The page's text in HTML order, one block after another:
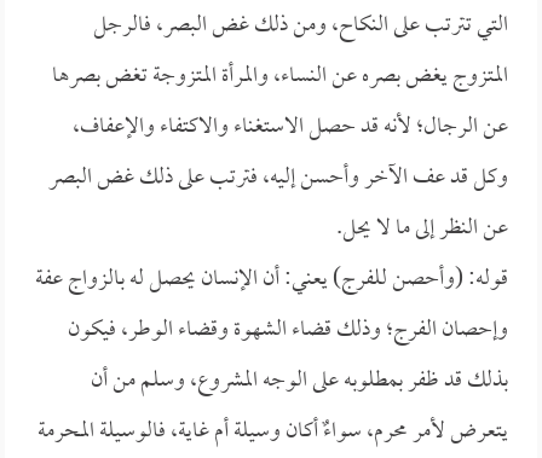
التي تترتب على النكاح، ومن ذلك غض البصر، فالرجل
المتزوج يغض بصره عن النساء، والمرأة المتزوجة تغض بصرها
عن الرجال؛ لأنه قد حصل الاستغناء والاكتفاء والإعفاف،
وكل قد عف الآخر وأحسن إليه، فترتب على ذلك غض البصر
عن النظر إلى ما لا يحل.
قوله: (وأحصن للفرج) يعني: أن الإنسان يحصل له بالزواج عفة
وإحصان الفرج؛ وذلك قضاء الشهوة وقضاء الوطر، فيكون
بذلك قد ظفر بمطلوبه على الوجه المشروع، وسلم من أن
يتعرض لأمر محرم، سواءٌ أكان وسيلة أم غاية، فالوسيلة المحرمة